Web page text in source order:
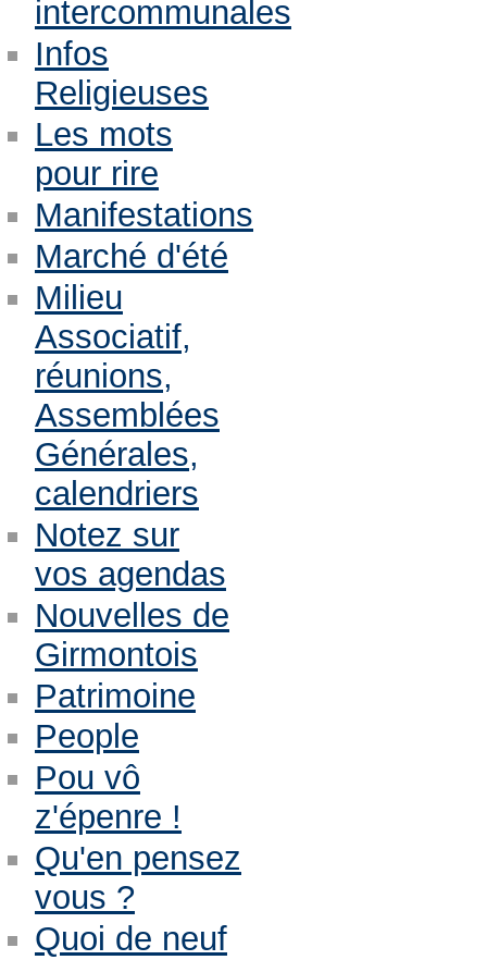
intercommunales
Infos
Religieuses
Les mots
pour rire
Manifestations
Marché d'été
Milieu
Associatif,
réunions,
Assemblées
Générales,
calendriers
Notez sur
vos agendas
Nouvelles de
Girmontois
Patrimoine
People
Pou vô
z'épenre !
Qu'en pensez
vous ?
Quoi de neuf